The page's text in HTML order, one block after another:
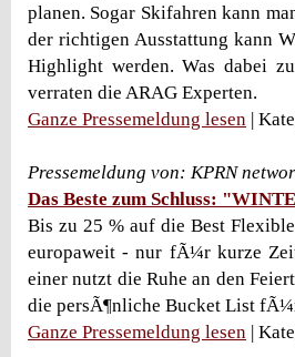
planen. Sogar Skifahren kann
der richtigen Ausstattung kann
Highlight werden. Was dabei
verraten die ARAG Experten.
Ganze Pressemeldung lesen |
Pressemeldung von: KPRN
Das Beste zum Schluss:
Bis zu 25 % auf die Best
europaweit - nur fÃ¼r kurze
einer nutzt die Ruhe an den
die persÃ¶nliche Bucket List
Ganze Pressemeldung lesen |